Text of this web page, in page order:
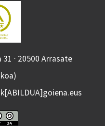
· 20500 Arrasate